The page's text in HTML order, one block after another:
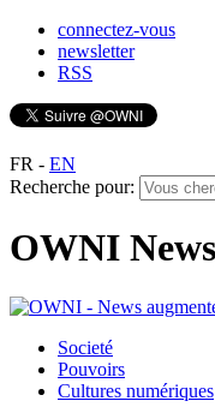
connectez-vous
newsletter
RSS
FR - EN
Recherche pour:
OWNI
Societé
Pouvoirs
Cultures numériques